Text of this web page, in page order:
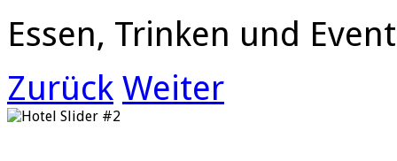
Essen, Trinken und
Zurück Weiter